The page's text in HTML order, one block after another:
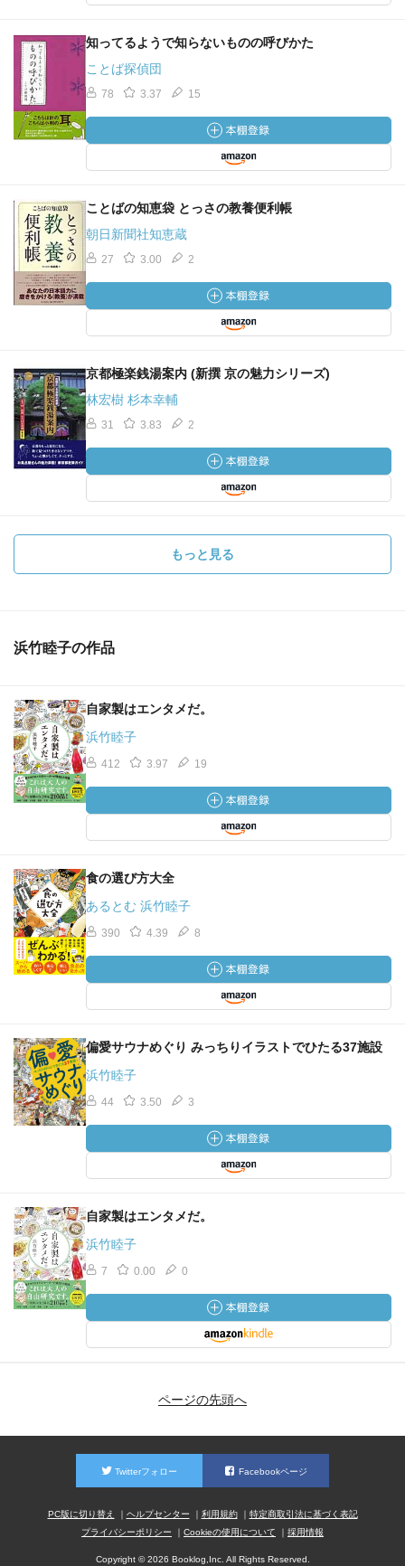
知ってるようで知らないものの呼びかた
ことば探偵団
78 3.37 15
ことばの知恵袋 とっさの教養便利帳
朝日新聞社知恵蔵
27 3.00 2
京都極楽銭湯案内 (新撰 京の魅力シリーズ)
林宏樹 杉本幸輔
31 3.83 2
もっと見る
浜竹睦子の作品
自家製はエンタメだ。
浜竹睦子
412 3.97 19
食の選び方大全
あるとむ 浜竹睦子
390 4.39 8
偏愛サウナめぐり みっちりイラストでひたる37施設
浜竹睦子
44 3.50 3
自家製はエンタメだ。
浜竹睦子
7 0.00 0
ページの先頭へ
Twitterフォロー Facebookページ
PC版に切り替え ヘルプセンター 利用規約
特定商取引法に基づく表記
プライバシーポリシー
Cookieの使用について 採用情報
Copyright © 2026 Booklog,Inc. All Rights Reserved.